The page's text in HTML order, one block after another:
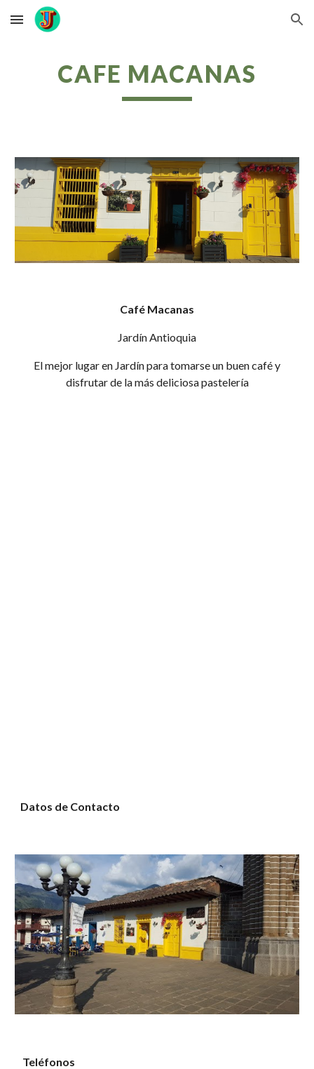
Skip to main content Skip to navigation
CAFE MACANAS
Café Macanas
Jardín Antioquia
El mejor lugar en Jardín para tomarse un buen café y
disfrutar de la más deliciosa pastelería
Datos de Contacto
Teléfonos